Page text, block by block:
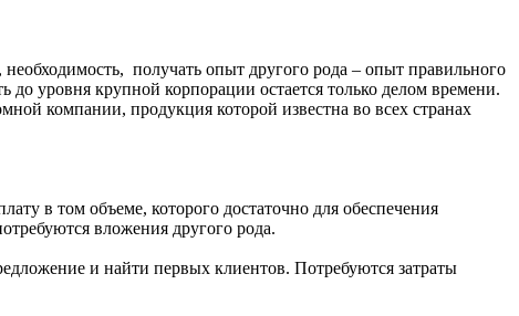
получать опыт другого рода – опыт правильного
уровня крупной корпорации остается только делом времени.
компании, продукция которой известна во всех странах
в том объеме, которого достаточно для обеспечения
вложения другого рода.
и найти первых клиентов. Потребуются затраты